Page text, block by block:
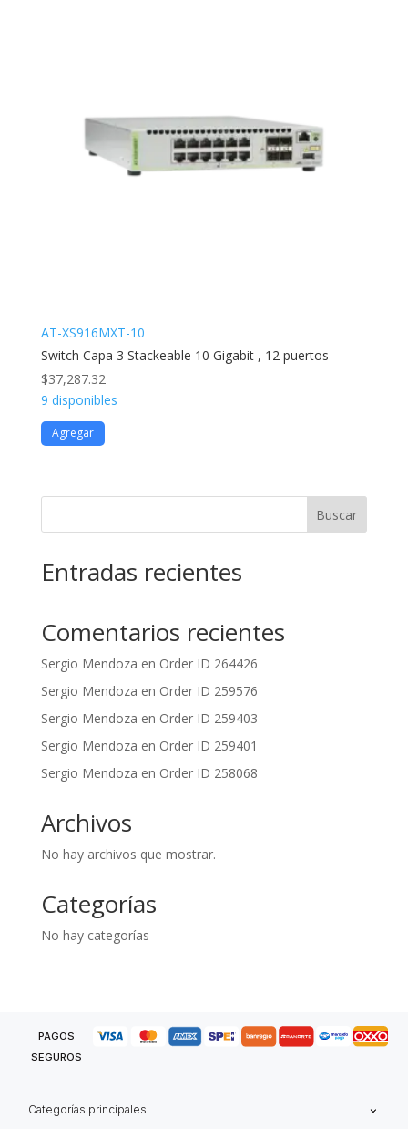
AT-XS916MXT-10
Switch Capa 3 Stackeable 10 Gigabit , 12 puertos
$37,287.32
9 disponibles
Agregar
Buscar
Entradas recientes
Comentarios recientes
Sergio Mendoza en Order ID 264426
Sergio Mendoza en Order ID 259576
Sergio Mendoza en Order ID 259403
Sergio Mendoza en Order ID 259401
Sergio Mendoza en Order ID 258068
Archivos
No hay archivos que mostrar.
Categorías
No hay categorías
PAGOS
SEGUROS
Categorías principales